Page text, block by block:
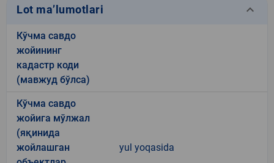
Lot ma’lumotlari keyboard_arrow_down
Кўчма савдо
жойининг
кадастр коди
(мавжуд бўлса)
Кўчма савдо
жойига мўлжал
(яқинида
жойлашган
yul yoqasida